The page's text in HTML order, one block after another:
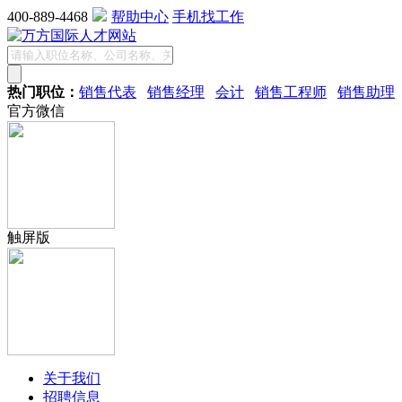
400-889-4468 帮助中心 手机找工作
热门职位： 销售代表 销售经理 会计 销售工程师
销售助理
官方微信
触屏版
关于我们
招聘信息